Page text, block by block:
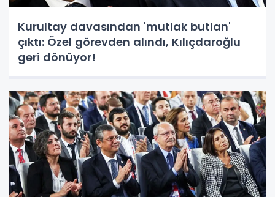
Kurultay davasından 'mutlak butlan'
çıktı: Özel görevden alındı, Kılıçdaroğlu
geri dönüyor!